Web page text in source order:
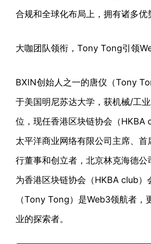
合规和全球化布局上，拥有诸多优
大咖团队领衔，Tony Tong引领
BXIN创始人之一的唐仪（Tony
于美国明尼苏达大学，获机械/工
位，现任香港区块链协会（HKBA
太平洋商业网络有限公司主席、首
行董事和创立者，北京林克海德公
为香港区块链协会（HKBA club）
（Tony Tong）是Web3领航者，
业的探索者。